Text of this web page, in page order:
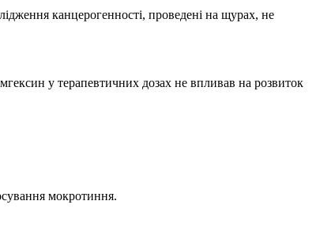
канцерогенності, проведені на щурах, не
у терапевтичних дозах не впливав на розвиток
мокротиння.